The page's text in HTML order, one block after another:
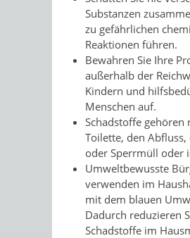
Substanzen
zu gefährlichen
Reaktionen führen.
Bewahren Sie Ihre
außerhalb der
Kindern und
Menschen auf.
Schadstoffe gehören
Toilette, den Abfluss,
oder Sperrmüll oder
Umweltbewusste
verwenden im
mit dem blauen
Dadurch reduzieren
Schadstoffe im